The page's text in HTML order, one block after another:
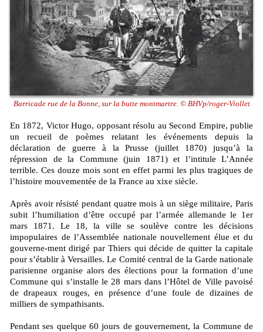
Barricade rue de la Bonne, sur la butte montmartre. © BHVp/roger-Viollet
En 1872, Victor Hugo, opposant résolu au Second Empire, publie
un recueil de poèmes relatant les événements depuis la
déclaration de guerre à la Prusse (juillet 1870) jusqu’à la
répression de la Commune (juin 1871) et l’intitule L’Année
terrible. Ces douze mois sont en effet parmi les plus tragiques de
l’histoire mouvementée de la France au xixe siècle.
Après avoir résisté pendant quatre mois à un siège militaire, Paris
subit l’humiliation d’être occupé par l’armée allemande le 1er
mars 1871. Le 18, la ville se soulève contre les décisions
impopulaires de l’Assemblée nationale nouvellement élue et du
gouverne-ment dirigé par Thiers qui décide de quitter la capitale
pour s’établir à Versailles. Le Comité central de la Garde nationale
parisienne organise alors des élections pour la formation d’une
Commune qui s’installe le 28 mars dans l’Hôtel de Ville pavoisé
de drapeaux rouges, en présence d’une foule de dizaines de
milliers de sympathisants.
Pendant ses quelque 60 jours de gouvernement, la Commune de